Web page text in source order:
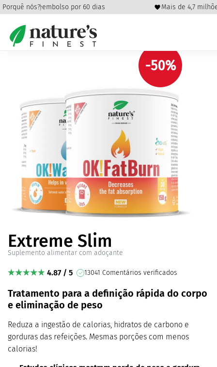
Porquê nós?
de reembolso por 60 dias Mais de 4,7
Início/Perda de peso/Detox e perda de peso/ Extreme
Slim
-50%
Extreme Slim
Suplemento alimentar com adoçante
4.87 / 5 13041 Comentários verificados
Tratamento para a definição rápida do corpo
e eliminação de peso
Reduza a ingestão de calorias, hidratos de carbono e
gorduras das refeições. Mesmas porções com menos
calorias!